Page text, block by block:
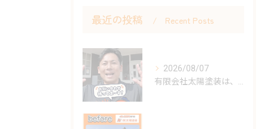
最近の投稿 Recent Posts
2026/08/07